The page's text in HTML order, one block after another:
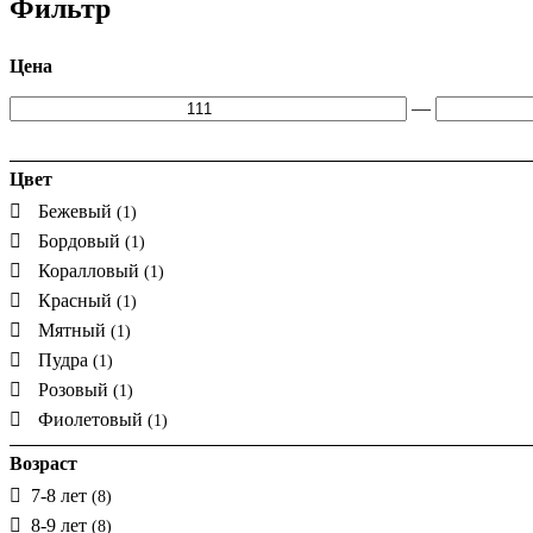
Фильтр
Цена
—
Цвет
Бежевый (1)
Бордовый (1)
Коралловый (1)
Красный (1)
Мятный (1)
Пудра (1)
Розовый (1)
Фиолетовый (1)
Возраст
7-8 лет (8)
8-9 лет (8)